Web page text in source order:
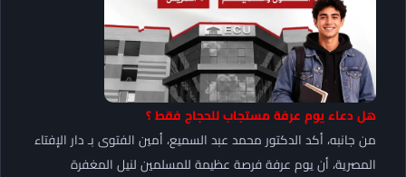
هل دعاء يوم عرفة مستجاب للحجاج فقط ؟
من جانبه، أكد الدكتور محمد عبد السميع، أمين الفتوى بـ دار الإفتاء
المصرية، أن يوم عرفة فرصة عظيمة للمسلمين لنيل المغفرة